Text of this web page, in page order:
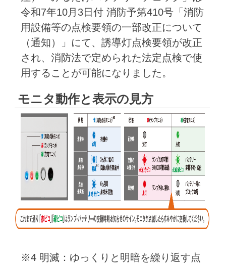
令和7年10月3日付 消防予第410号「消防
用設備等の点検要領の一部改正について
（通知）」にて、誘導灯点検要領が改正
され、消防法で定められた法定点検で使
用することが可能になりました。
モニタ動作と表示の見方
※4 明滅：ゆっくりと明暗を繰り返す点